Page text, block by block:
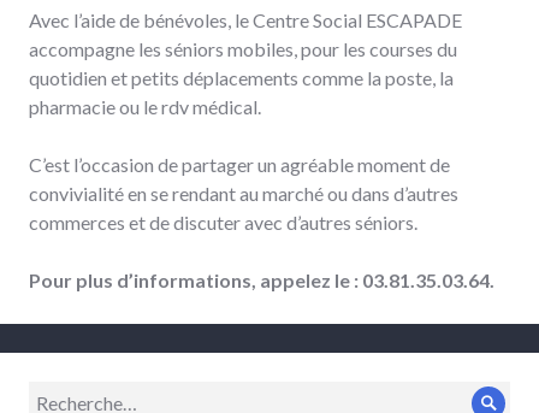
Avec l’aide de bénévoles, le Centre Social ESCAPADE
accompagne les séniors mobiles, pour les courses du
quotidien et petits déplacements comme la poste, la
pharmacie ou le rdv médical.
C’est l’occasion de partager un agréable moment de
convivialité en se rendant au marché ou dans d’autres
commerces et de discuter avec d’autres séniors.
Pour plus d’informations, appelez le : 03.81.35.03.64.
Recherche